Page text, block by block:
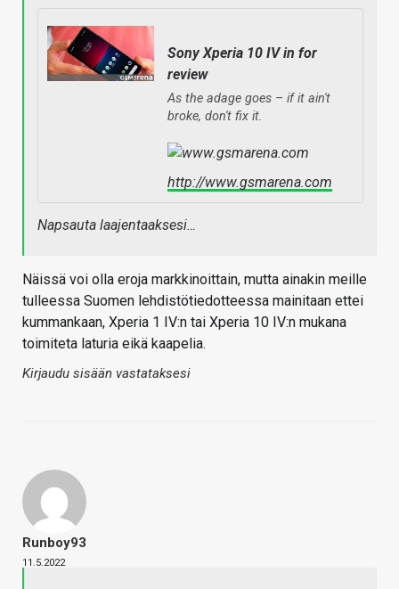
Sony Xperia 10 IV in for
review
As the adage goes – if it ain't
broke, don't fix it.
http://www.gsmarena.com
Napsauta laajentaaksesi…
Näissä voi olla eroja markkinoittain, mutta ainakin meille
tulleessa Suomen lehdistötiedotteessa mainitaan ettei
kummankaan, Xperia 1 IV:n tai Xperia 10 IV:n mukana
toimiteta laturia eikä kaapelia.
Kirjaudu sisään vastataksesi
Runboy93
11.5.2022